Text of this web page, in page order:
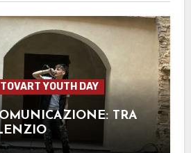
YOUTH DAY
TRA